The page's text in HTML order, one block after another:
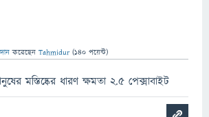
করেছেন Tahmidur (140 পয়েন্ট)
মস্তিষ্কের ধারণ ক্ষমতা ২.৫ পেক্সাবাইট